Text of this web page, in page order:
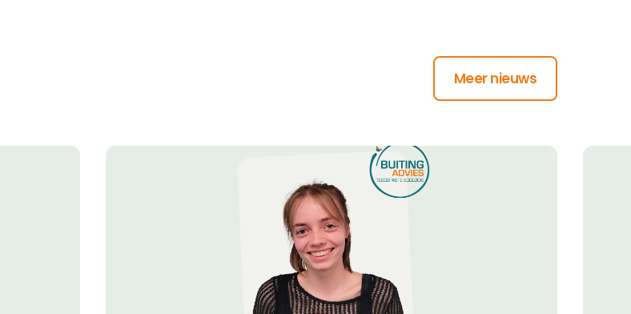
Meer nieuws